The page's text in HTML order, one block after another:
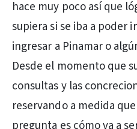
hace muy poco así que
supiera si se iba a poder
ingresar a Pinamar o
Desde el momento que
consultas y las
reservando a medida
pregunta es cómo va a